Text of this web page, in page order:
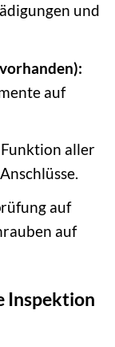
und
auf
Funktion aller
auf
auf
Inspektion